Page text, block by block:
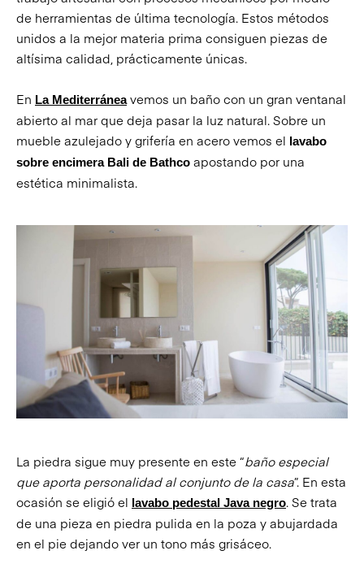
de herramientas de última tecnología. Estos métodos
unidos a la mejor materia prima consiguen piezas de
altísima calidad, prácticamente únicas.
En La Mediterráneavemos un baño con un gran ventanal
abierto al mar que deja pasar la luz natural. Sobre un
mueble azulejado y grifería en acero vemos el lavabo
sobre encimera Bali de Bathco apostando por una
estética minimalista.
La piedra sigue muy presente en este “baño especial
que aporta personalidad al conjunto de la casa”. En esta
ocasión se eligió el lavabo pedestal Java negro. Se trata
de una pieza en piedra pulida en la poza y abujardada
en el pie dejando ver un tono más grisáceo.